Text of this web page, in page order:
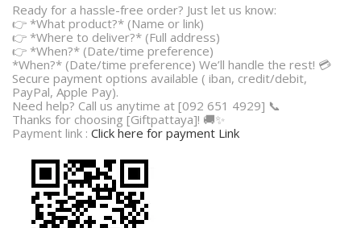
Ready for a hassle-free order? Just let us know:
👉 *What product?* (Name or link)
👉 *Where to deliver?* (Full address)
👉 *When?* (Date/time preference)
*When?* (Date/time preference) We’ll handle the rest! 💳
Secure payment options available ( iban, credit/debit,
PayPal, Apple Pay).
Need help? Call us anytime at [092 651 4929] 📞
Thanks for choosing [Giftpattaya]! 🚚✨
Payment link : Click here for payment Link